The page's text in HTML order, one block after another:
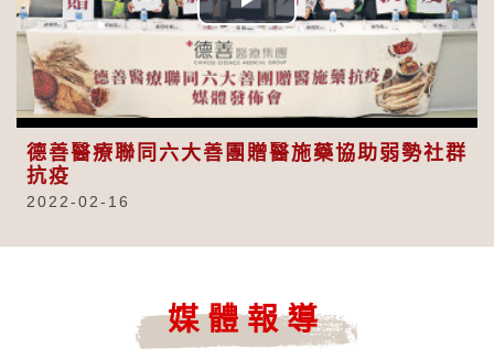
Play
Video
德善醫療聯同六大善團贈醫施藥協助弱勢社群
抗疫
2022-02-16
媒體報導